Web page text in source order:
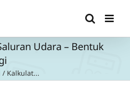
Udara – Bentuk
/ Kalkulat...